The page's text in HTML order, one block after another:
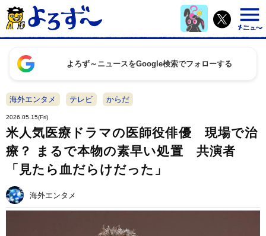
よろず～ニュースをGoogle検索でフォローする
海外エンタメ テレビ からだ
2026.05.15(Fri)
米人気医療ドラマの医師役俳優 現場で治
療？ まるで本物の素早い処置 共演者
「見たら血だらけだった」
海外エンタメ